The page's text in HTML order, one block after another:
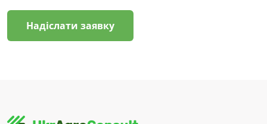
Надіслати заявку